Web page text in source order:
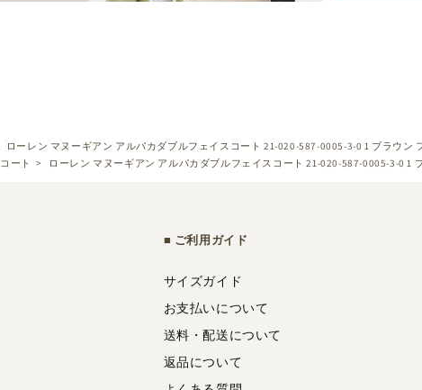
ローレン マヌーギアン アルパカダブルフェイスコート 21-020-587-0005-3-0 1 ブラウン
コート > ローレン マヌーギアン アルパカダブルフェイスコート 21-020-587-0005-3-0 1
ご利用ガイド
サイズガイド
お支払いについて
送料・配送について
返品について